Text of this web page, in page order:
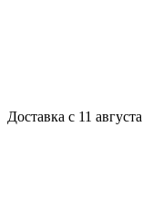
Доставка с 11 августа